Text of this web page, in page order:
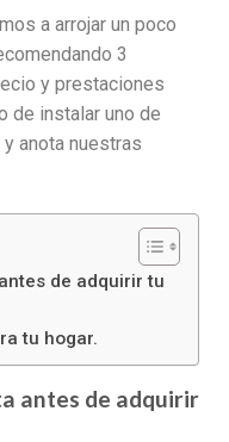
a arrojar un poco
3
y prestaciones
de instalar uno de
anota nuestras
de adquirir tu
tu hogar.
antes de adquirir